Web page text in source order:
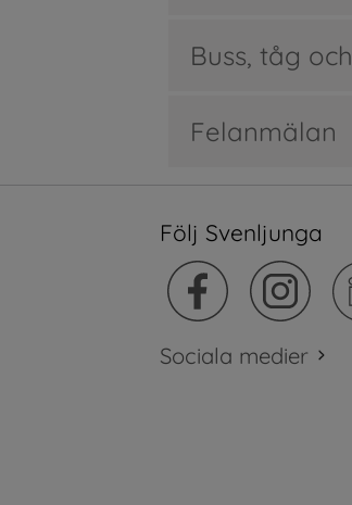
Buss, tåg
Felanmälan
Följ Svenljunga
Sociala medier